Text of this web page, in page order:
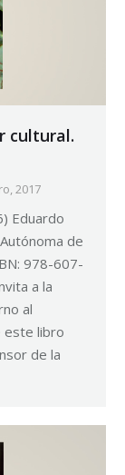
cultural.
2017
Eduardo
de
978-607-
a la
al
este libro
de la